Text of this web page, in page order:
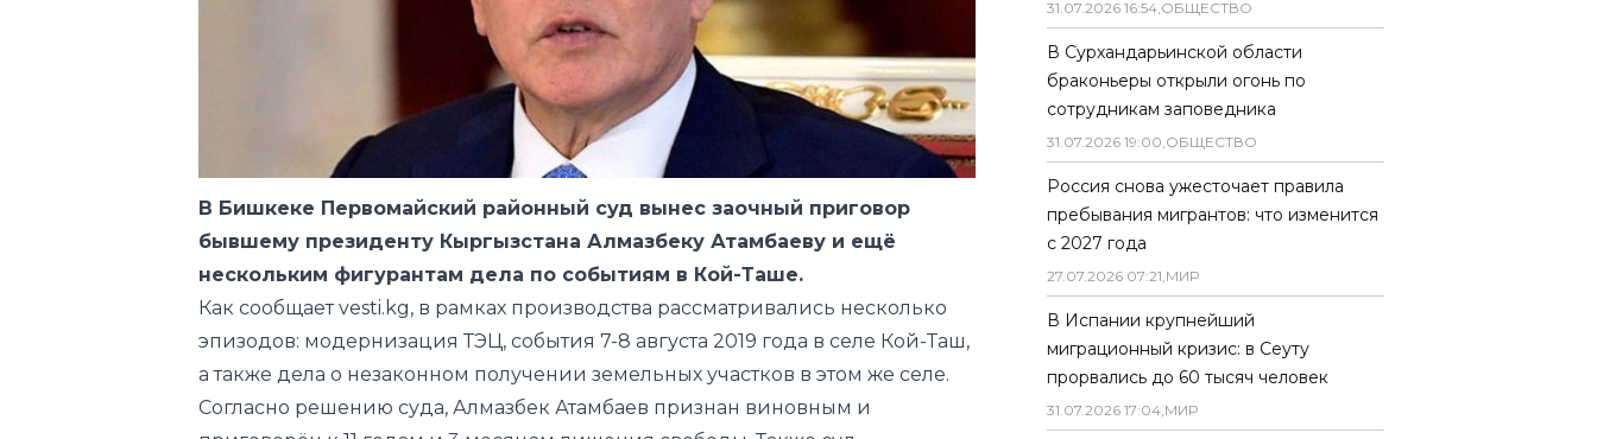
В Бишкеке Первомайский районный суд вынес заочный приговор
бывшему президенту Кыргызстана Алмазбеку Атамбаеву и ещё
нескольким фигурантам дела по событиям в Кой-Таше.
Как сообщает vesti.kg, в рамках производства рассматривались несколько
эпизодов: модернизация ТЭЦ, события 7-8 августа 2019 года в селе Кой-Таш,
а также дела о незаконном получении земельных участков в этом же селе.
Согласно решению суда, Алмазбек Атамбаев признан виновным и
31.07.2026 16:54,ОБЩЕСТВО
В Сурхандарьинской области
браконьеры открыли огонь по
сотрудникам заповедника
31.07.2026 19:00,ОБЩЕСТВО
Россия снова ужесточает правила
пребывания мигрантов: что изменится
с 2027 года
27.07.2026 07:21,МИР
В Испании крупнейший
миграционный кризис: в Сеуту
прорвались до 60 тысяч человек
31.07.2026 17:04,МИР